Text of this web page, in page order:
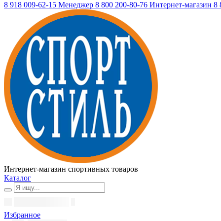
8 918 009-62-15 Менеджер 8 800 200-80-76 Интернет-магазин 8
Интернет-магазин спортивных товаров
Каталог
Избранное